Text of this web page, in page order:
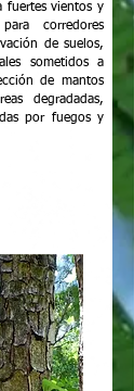
fuertes vientos y
corredores
de suelos,
sometidos a
de mantos
degradadas,
por fuegos y